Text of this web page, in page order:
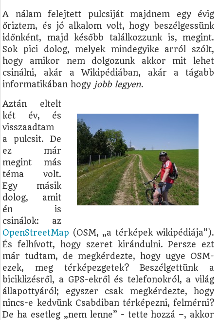
A nálam felejtett pulcsiját majdnem egy évig
őriztem, és jó alkalom volt, hogy beszélgessünk
időnként, majd később találkozzunk is, megint.
Sok pici dolog, melyek mindegyike arról szólt,
hogy amikor nem dolgozunk akkor mit lehet
csinálni, akár a Wikipédiában, akár a tágabb
informatikában hogy jobb legyen.
Aztán eltelt
két év, és
visszaadtam
a pulcsit. De
ez már
megint más
téma volt.
Egy másik
dolog, amit
én is
csinálok: az
OpenStreetMap (OSM, „a térképek wikipédiája”).
És felhívott, hogy szeret kirándulni. Persze ezt
már tudtam, de megkérdezte, hogy ugye OSM-
ezek, meg térképezgetek? Beszélgettünk a
biciklizésről, a GPS-ekről és telefonokról, a világ
állapottyáról; egyszer csak megkérdezte, hogy
nincs-e kedvünk Csabdiban térképezni, felmérni?
De ha esetleg „nem lenne” - tette hozzá –, akkor